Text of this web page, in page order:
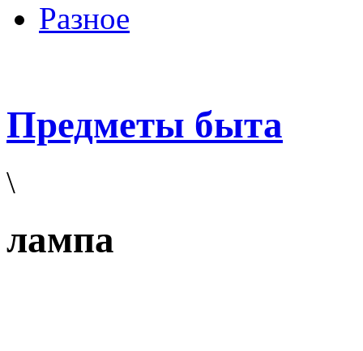
Разное
Предметы быта
\
лампа